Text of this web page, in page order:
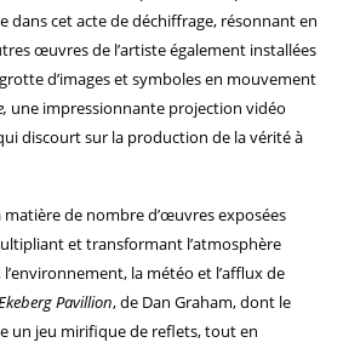
dans cet acte de déchiffrage, résonnant en
œuvres de l’artiste également installées
d’images et symboles en mouvement
une impressionnante projection vidéo
discourt sur la production de la vérité à
de nombre d’œuvres exposées
et transformant l’atmosphère
la météo et l’afflux de
Pavillion, de Dan Graham, dont le
un jeu mirifique de reflets, tout en